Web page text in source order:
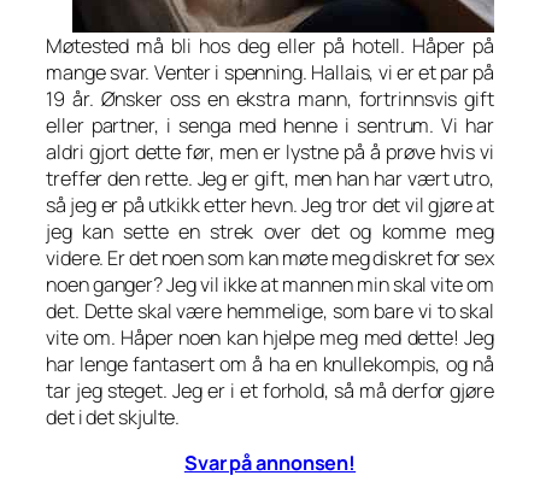
Møtested må bli hos deg eller på hotell. Håper på
mange svar. Venter i spenning. Hallais, vi er et par på
19 år. Ønsker oss en ekstra mann, fortrinnsvis gift
eller partner, i senga med henne i sentrum. Vi har
aldri gjort dette før, men er lystne på å prøve hvis vi
treffer den rette. Jeg er gift, men han har vært utro,
så jeg er på utkikk etter hevn. Jeg tror det vil gjøre at
jeg kan sette en strek over det og komme meg
videre. Er det noen som kan møte meg diskret for sex
noen ganger? Jeg vil ikke at mannen min skal vite om
det. Dette skal være hemmelige, som bare vi to skal
vite om. Håper noen kan hjelpe meg med dette! Jeg
har lenge fantasert om å ha en knullekompis, og nå
tar jeg steget. Jeg er i et forhold, så må derfor gjøre
det i det skjulte.
Svar på annonsen!